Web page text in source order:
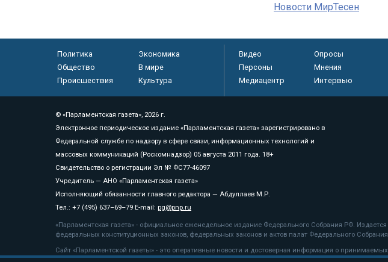
Новости МирТесен
Политика
Экономика
Общество
В мире
Происшествия
Культура
Видео Опросы
Персоны
Мнения
Медиацентр
Интервью
© «Парламентская газета», 2026 г.
Электронное периодическое издание «Парламентская газета» зарегистрировано в
Федеральной службе по надзору в сфере связи, информационных технологий и
массовых коммуникаций (Роскомнадзор) 05 августа 2011 года. 18+
Свидетельство о регистрации Эл № ФС77-46097
Учредитель — АНО «Парламентская газета»
Исполняющий обязанности главного редактора — Абдуллаев М.Р.
Тел.: +7 (495) 637–69–79 E-mail: pg@pnp.ru
«Парламентская газета» - официальное еженедельное издание Федерального Собрания РФ.
федеральных конституционных законов, федеральных законов и актов палат Федерального
Сайт «Парламентской газеты» - это оперативные новости и достоверная информация о
«Парламентской газеты» активная ссылка на pnp.ru обязательна.